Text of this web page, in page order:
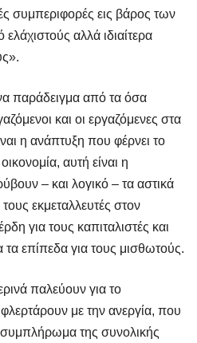
συμπεριφορές εις βάρος των
αλλά ιδιαίτερα
παράδειγμα από τα όσα
και οι εργαζόμενες στα
η ανάπτυξη που φέρνει το
αυτή είναι η
– και λογικό – τα αστικά
εκμεταλλευτές στον
για τους καπιταλιστές και
τα επίπεδα για τους μισθωτούς.
παλεύουν για το
με την ανεργία, που
συμπλήρωμα της συνολικής